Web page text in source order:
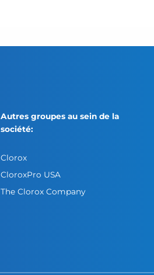
Autres groupes au sein de la
société:
Clorox
CloroxPro USA
The Clorox Company